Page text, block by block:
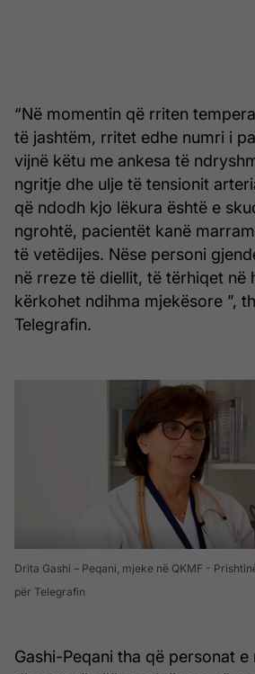
“Në momentin që rriten
të jashtëm, rritet edhe numri i
vijnë këtu me ankesa të
ngritje dhe ulje të tensionit
që ndodh kjo lëkura është e
ngrohtë, pacientët kanë
të vetëdijes. Nëse personi
në rreze të diellit, të tërhiqet në
kërkohet ndihma mjekësore ”,
Telegrafin.
Drita Gashi – Peqani, mjeke në QKMF -
për Telegrafin
Gashi-Peqani tha që personat